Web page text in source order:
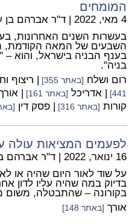
המומחים
4 מאי, 2022 | ד"ר אברהם בן
בעשרות השנים האחרונות,
השבעים של המאה הקודמת,
בענף הבניה בישראל, והוא –
בניה".
רום ושלח [באתר 355] | ריצוף
441]
| אדריכל [באתר 161] |
קורות [באתר 316] | פסק דין [באתר
לפעמים המציאות עולה
16 ינואר, 2022 | ד"ר אברהם
על שוד לאור היום שהיה או
בדיוק במה שהיה עליו לדון
בקורונה – שהתבטלה, משום
אורך [באתר 148]